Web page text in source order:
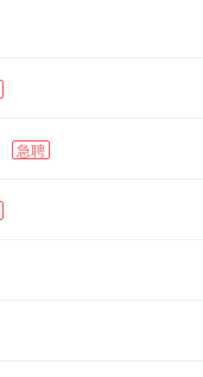
急聘